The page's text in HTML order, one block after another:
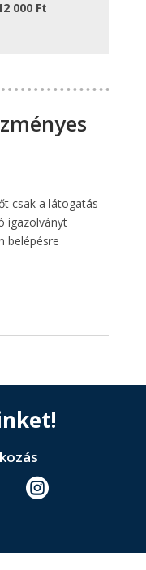
000 Ft
csak a látogatás
igazolványt
belépésre
